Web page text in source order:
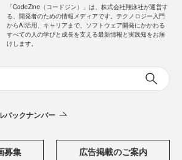
「CodeZine（コードジン）」は、株式会社翔泳社が運営す
る、開発者のための情報メディアです。テクノロジー入門
からAI活用、キャリアまで、ソフトウェア開発にかかわる
すべての人の学びと成長を支える最新情報と実践知をお届
けします。
バックナンバー
募集 広告掲載のご案内